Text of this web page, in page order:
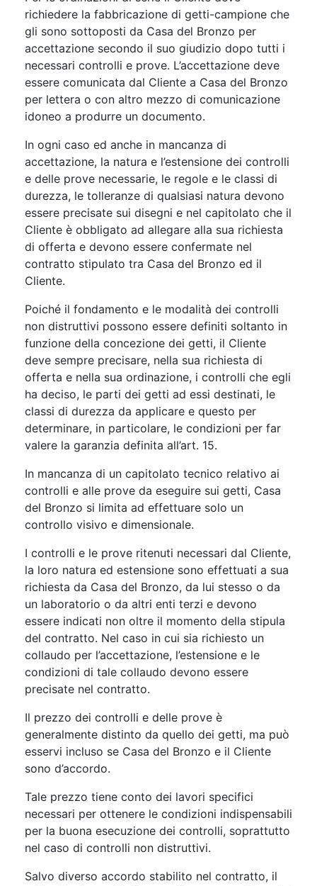
richiedere la fabbricazione di getti-campione che
gli sono sottoposti da Casa del Bronzo per
accettazione secondo il suo giudizio dopo tutti i
necessari controlli e prove. L’accettazione deve
essere comunicata dal Cliente a Casa del Bronzo
per lettera o con altro mezzo di comunicazione
idoneo a produrre un documento.
In ogni caso ed anche in mancanza di
accettazione, la natura e l’estensione dei controlli
e delle prove necessarie, le regole e le classi di
durezza, le tolleranze di qualsiasi natura devono
essere precisate sui disegni e nel capitolato che il
Cliente è obbligato ad allegare alla sua richiesta
di offerta e devono essere confermate nel
contratto stipulato tra Casa del Bronzo ed il
Cliente.
Poiché il fondamento e le modalità dei controlli
non distruttivi possono essere definiti soltanto in
funzione della concezione dei getti, il Cliente
deve sempre precisare, nella sua richiesta di
offerta e nella sua ordinazione, i controlli che egli
ha deciso, le parti dei getti ad essi destinati, le
classi di durezza da applicare e questo per
determinare, in particolare, le condizioni per far
valere la garanzia definita all’art. 15.
In mancanza di un capitolato tecnico relativo ai
controlli e alle prove da eseguire sui getti, Casa
del Bronzo si limita ad effettuare solo un
controllo visivo e dimensionale.
I controlli e le prove ritenuti necessari dal Cliente,
la loro natura ed estensione sono effettuati a sua
richiesta da Casa del Bronzo, da lui stesso o da
un laboratorio o da altri enti terzi e devono
essere indicati non oltre il momento della stipula
del contratto. Nel caso in cui sia richiesto un
collaudo per l’accettazione, l’estensione e le
condizioni di tale collaudo devono essere
precisate nel contratto.
Il prezzo dei controlli e delle prove è
generalmente distinto da quello dei getti, ma può
esservi incluso se Casa del Bronzo e il Cliente
sono d’accordo.
Tale prezzo tiene conto dei lavori specifici
necessari per ottenere le condizioni indispensabili
per la buona esecuzione dei controlli, soprattutto
nel caso di controlli non distruttivi.
Salvo diverso accordo stabilito nel contratto, il